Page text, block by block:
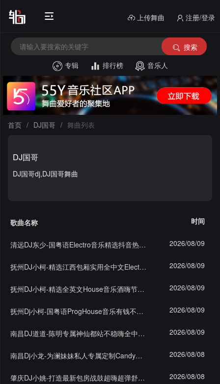
上传舞曲 注册/登录
搜索
专辑
排行榜 音乐人
音
中
首页 / DJ国哥 / 舞曲列表
DJ国哥
DJ国哥dj,DJ国哥舞曲
歌曲名称 时间
清远DJ东少-国粤语Electro音乐精选抖音热歌榜专辑串烧 2026/08/09
抚州DJ小柯-精选江西包厢实用全中文Electeo音乐跳舞嗨碟 2026/08/09
抚州DJ小柯-精选全英文House音乐酒嗨节奏多元素气氛串烧 2026/08/09
抚州Dj小柯-国粤语ProgHouse音乐有钱不入金三角专辑串烧 2026/08/09
南昌DJ道道-陈明专属神仙都站不稳嗨全中文FunkHouse串烧 2026/08/09
南昌Dj小龙-为澜妹妹私人专属定制Candy包厢摇慢摇串烧 2026/08/08
肇庆DJ小姚-打造最新包房战鼓超嗨超弹舒服弹跳P1串烧 2026/08/08